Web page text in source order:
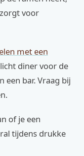
voor
met een
diner voor de
een bar. Vraag bij
of je een
tijdens drukke